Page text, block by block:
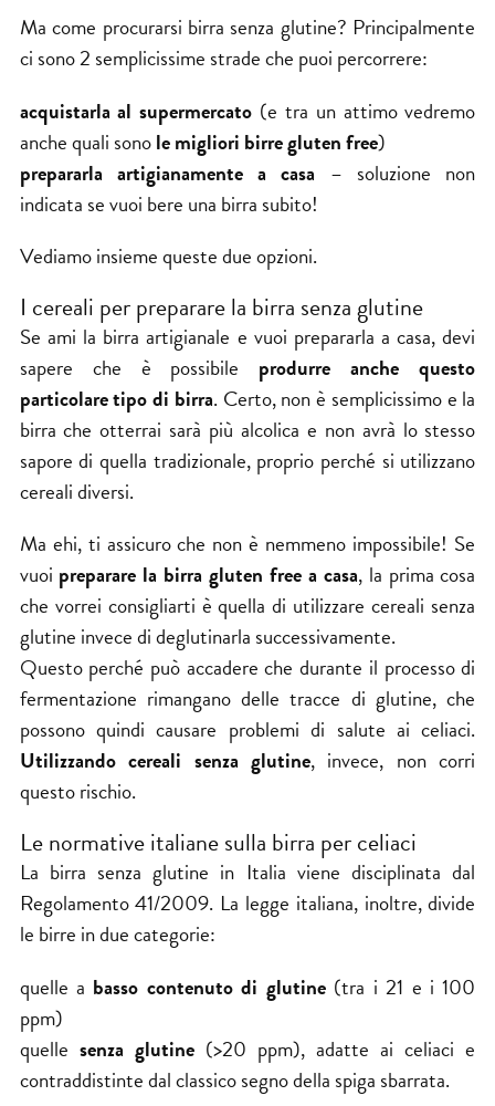
Ma come procurarsi birra senza glutine? Principalmente
ci sono 2 semplicissime strade che puoi percorrere:
acquistarla al supermercato (e tra un attimo vedremo
anche quali sonole migliori birre gluten free)
prepararla artigianamente a casa – soluzione non
indicata se vuoi bere una birra subito!
Vediamo insieme queste due opzioni.
I cereali per preparare la birra senza glutine
Se ami la birra artigianale e vuoi prepararla a casa, devi
sapere che è possibile produrre anche questo
particolare tipo di birra. Certo, non è semplicissimo e la
birra che otterrai sarà più alcolica e non avrà lo stesso
sapore di quella tradizionale, proprio perché si utilizzano
cereali diversi.
Ma ehi, ti assicuro che non è nemmeno impossibile! Se
vuoi preparare la birra gluten free a casa, la prima cosa
che vorrei consigliarti è quella di utilizzare cereali senza
glutine invece di deglutinarla successivamente.
Questo perché può accadere che durante il processo di
fermentazione rimangano delle tracce di glutine, che
possono quindi causare problemi di salute ai celiaci.
Utilizzando cereali senza glutine, invece, non corri
questo rischio.
Le normative italiane sulla birra per celiaci
La birra senza glutine in Italia viene disciplinata dal
Regolamento 41/2009. La legge italiana, inoltre, divide
le birre in due categorie:
quelle a basso contenuto di glutine(tra i 21 e i 100
ppm)
quelle senza glutine(>20 ppm), adatte ai celiaci e
contraddistinte dal classico segno della spiga sbarrata.